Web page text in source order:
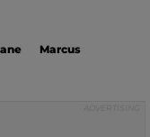
Marcus